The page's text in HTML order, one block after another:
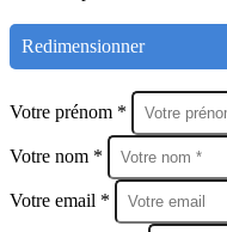
Redimensionner
Votre prénom *
Votre nom *
Votre email *